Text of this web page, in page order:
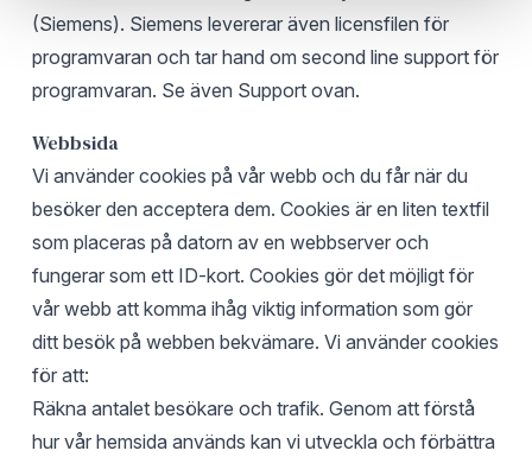
(Siemens). Siemens levererar även licensfilen för
programvaran och tar hand om second line support för
programvaran. Se även Support ovan.
Webbsida
Vi använder cookies på vår webb och du får när du
besöker den acceptera dem. Cookies är en liten textfil
som placeras på datorn av en webbserver och
fungerar som ett ID-kort. Cookies gör det möjligt för
vår webb att komma ihåg viktig information som gör
ditt besök på webben bekvämare. Vi använder cookies
för att:
Räkna antalet besökare och trafik. Genom att förstå
hur vår hemsida används kan vi utveckla och förbättra